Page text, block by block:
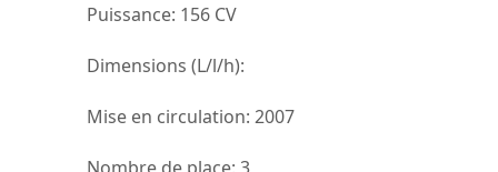
Puissance: 156 CV
Dimensions (L/l/h):
Mise en circulation: 2007